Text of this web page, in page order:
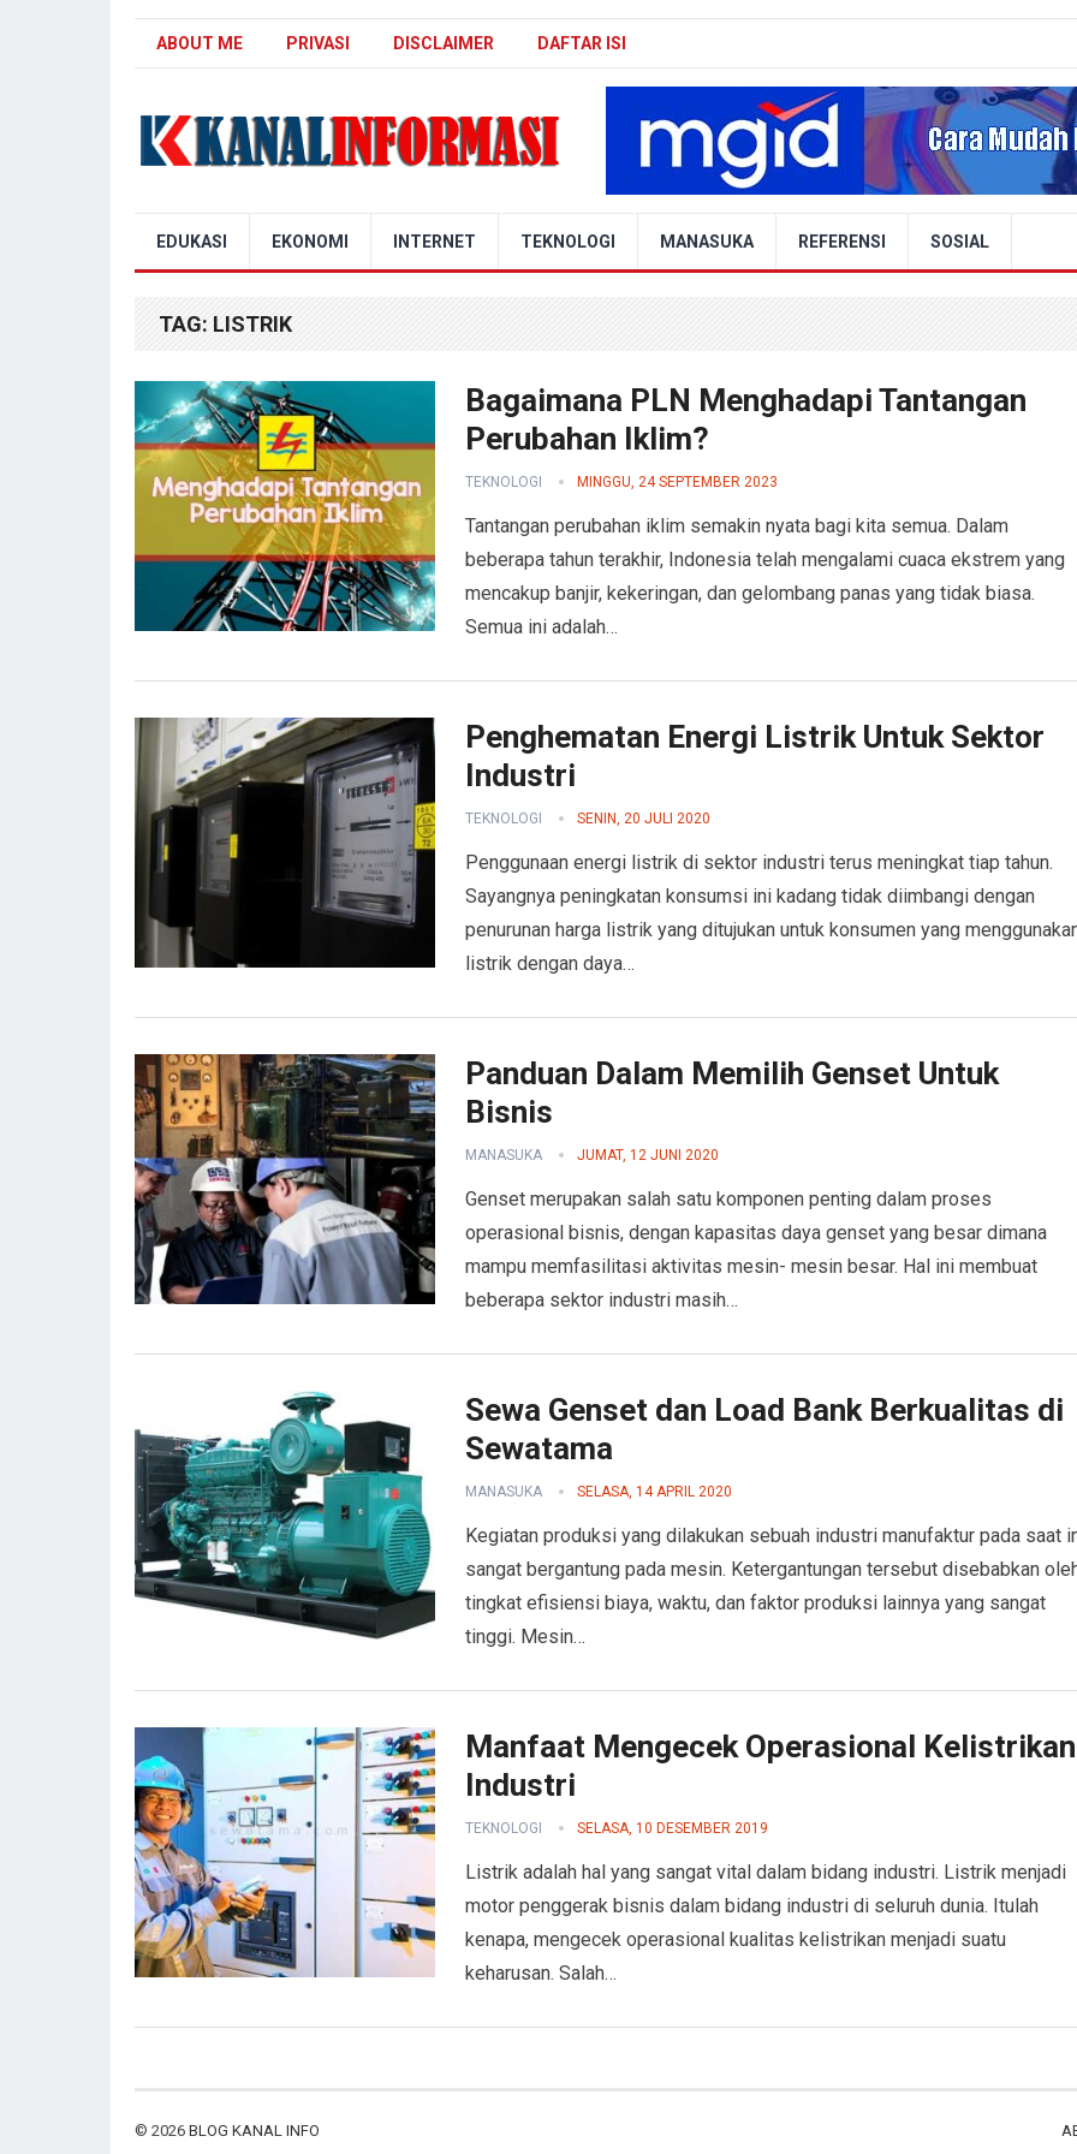
ABOUT ME PRIVASI DISCLAIMER DAFTAR ISI
EDUKASI EKONOMI INTERNET TEKNOLOGI MANASUKA REFERENSI SOSIAL
TAG: LISTRIK
Bagaimana PLN Menghadapi Tantangan
Perubahan Iklim?
TEKNOLOGI MINGGU, 24 SEPTEMBER 2023
Tantangan perubahan iklim semakin nyata bagi kita semua. Dalam
beberapa tahun terakhir, Indonesia telah mengalami cuaca ekstrem yang
mencakup banjir, kekeringan, dan gelombang panas yang tidak biasa.
Semua ini adalah…
Penghematan Energi Listrik Untuk Sektor
Industri
TEKNOLOGI SENIN, 20 JULI 2020
Penggunaan energi listrik di sektor industri terus meningkat tiap tahun.
Sayangnya peningkatan konsumsi ini kadang tidak diimbangi dengan
penurunan harga listrik yang ditujukan untuk konsumen yang
listrik dengan daya…
Panduan Dalam Memilih Genset Untuk
Bisnis
MANASUKA JUMAT, 12 JUNI 2020
Genset merupakan salah satu komponen penting dalam proses
operasional bisnis, dengan kapasitas daya genset yang besar dimana
mampu memfasilitasi aktivitas mesin- mesin besar. Hal ini membuat
beberapa sektor industri masih…
Sewa Genset dan Load Bank Berkualitas di
Sewatama
MANASUKA SELASA, 14 APRIL 2020
Kegiatan produksi yang dilakukan sebuah industri manufaktur pada saat
sangat bergantung pada mesin. Ketergantungan tersebut disebabkan
tingkat efisiensi biaya, waktu, dan faktor produksi lainnya yang sangat
tinggi. Mesin…
Manfaat Mengecek Operasional Kelistrikan
Industri
TEKNOLOGI SELASA, 10 DESEMBER 2019
Listrik adalah hal yang sangat vital dalam bidang industri. Listrik menjadi
motor penggerak bisnis dalam bidang industri di seluruh dunia. Itulah
kenapa, mengecek operasional kualitas kelistrikan menjadi suatu
keharusan. Salah…
© 2026 BLOG KANAL INFO